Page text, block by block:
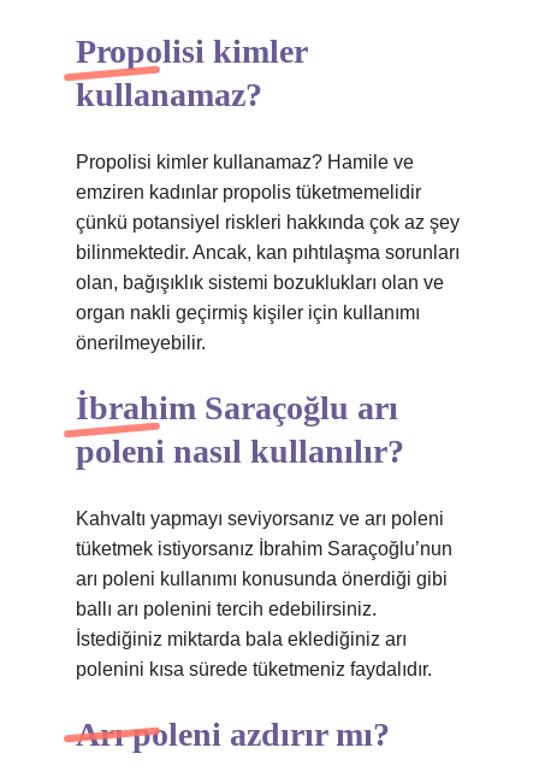
Propolisi kimler
kullanamaz?
Propolisi kimler kullanamaz? Hamile ve
emziren kadınlar propolis tüketmemelidir
çünkü potansiyel riskleri hakkında çok az şey
bilinmektedir. Ancak, kan pıhtılaşma sorunları
olan, bağışıklık sistemi bozuklukları olan ve
organ nakli geçirmiş kişiler için kullanımı
önerilmeyebilir.
İbrahim Saraçoğlu arı
poleni nasıl kullanılır?
Kahvaltı yapmayı seviyorsanız ve arı poleni
tüketmek istiyorsanız İbrahim Saraçoğlu’nun
arı poleni kullanımı konusunda önerdiği gibi
ballı arı polenini tercih edebilirsiniz.
İstediğiniz miktarda bala eklediğiniz arı
polenini kısa sürede tüketmeniz faydalıdır.
Arı poleni azdırır mı?